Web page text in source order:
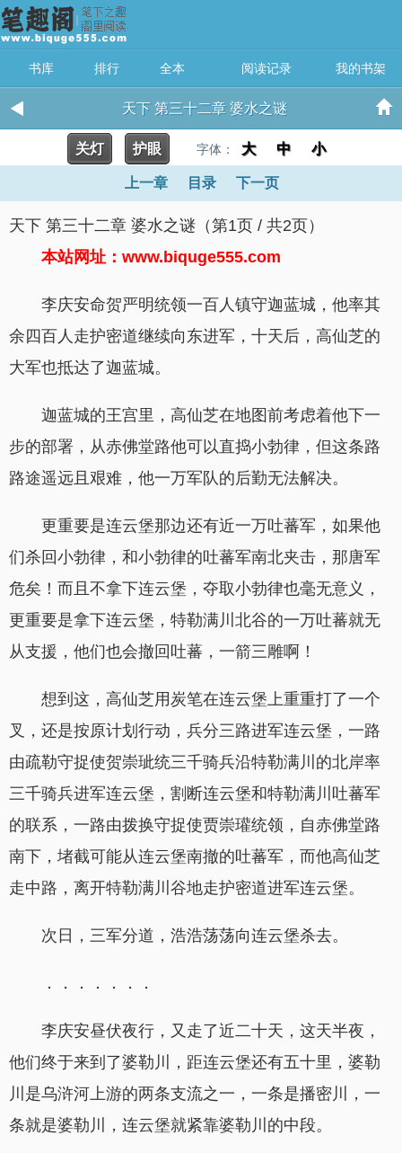
书库 排行 全本 阅读记录 我的书架
天下 第三十二章 婆水之谜
关灯 护眼 字体： 大 中 小
上一章 目录 下一页
天下 第三十二章 婆水之谜（第1页 / 共2页）
本站网址：www.biquge555.com
李庆安命贺严明统领一百人镇守迦蓝城，他率其
余四百人走护密道继续向东进军，十天后，高仙芝的
大军也抵达了迦蓝城。
迦蓝城的王宫里，高仙芝在地图前考虑着他下一
步的部署，从赤佛堂路他可以直捣小勃律，但这条路
路途遥远且艰难，他一万军队的后勤无法解决。
更重要是连云堡那边还有近一万吐蕃军，如果他
们杀回小勃律，和小勃律的吐蕃军南北夹击，那唐军
危矣！而且不拿下连云堡，夺取小勃律也毫无意义，
更重要是拿下连云堡，特勒满川北谷的一万吐蕃就无
从支援，他们也会撤回吐蕃，一箭三雕啊！
想到这，高仙芝用炭笔在连云堡上重重打了一个
叉，还是按原计划行动，兵分三路进军连云堡，一路
由疏勒守捉使贺崇玼统三千骑兵沿特勒满川的北岸率
三千骑兵进军连云堡，割断连云堡和特勒满川吐蕃军
的联系，一路由拨换守捉使贾崇瓘统领，自赤佛堂路
南下，堵截可能从连云堡南撤的吐蕃军，而他高仙芝
走中路，离开特勒满川谷地走护密道进军连云堡。
次日，三军分道，浩浩荡荡向连云堡杀去。
．．．．．．．
李庆安昼伏夜行，又走了近二十天，这天半夜，
他们终于来到了婆勒川，距连云堡还有五十里，婆勒
川是乌浒河上游的两条支流之一，一条是播密川，一
条就是婆勒川，连云堡就紧靠婆勒川的中段。